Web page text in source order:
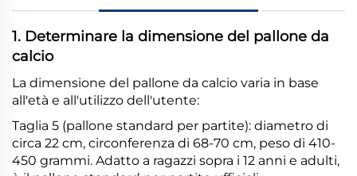
1. Determinare la dimensione del pallone da
calcio
La dimensione del pallone da calcio varia in base
all'età e all'utilizzo dell'utente:
Taglia 5 (pallone standard per partite): diametro di
circa 22 cm, circonferenza di 68-70 cm, peso di 410-
450 grammi. Adatto a ragazzi sopra i 12 anni e adulti,